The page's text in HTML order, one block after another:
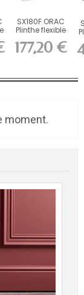
SX180F ORAC
Plinthe flexible
Flex L200 x...
177,20 €
moment.